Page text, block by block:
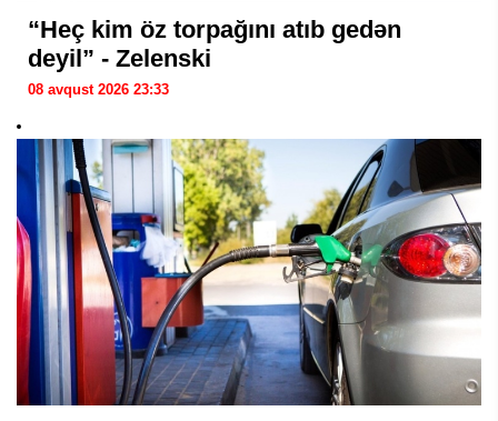
“Heç kim öz torpağını atıb gedən
deyil” - Zelenski
08 avqust 2026 23:33